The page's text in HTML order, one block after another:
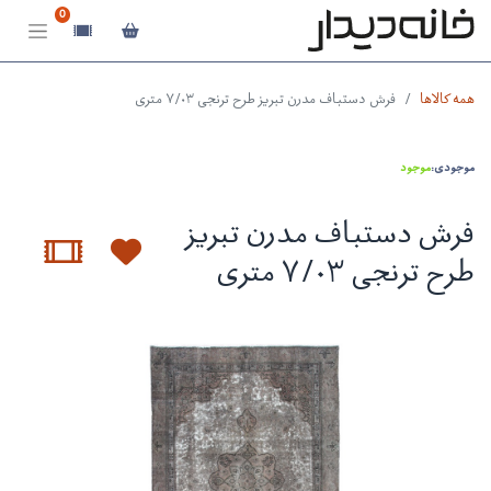
0
همه کالاها فرش دستباف مدرن تبریز طرح ترنجی ۷/۰۳ متری
موجودی:موجود
فرش دستباف مدرن تبریز
طرح ترنجی ۷/۰۳ متری